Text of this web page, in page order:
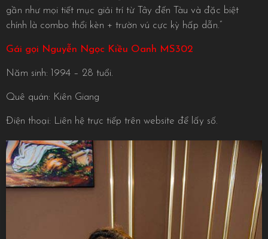
gần như mọi tiết mục giải trí từ Tây đến Tàu và đặc biệt
chính là combo thổi kèn + trườn vú cực kỳ hấp dẫn.”
Gái gọi Nguyễn Ngọc Kiều Oanh MS302
Năm sinh: 1994 – 28 tuổi.
Quê quán: Kiên Giang
Điện thoại: Liên hệ trực tiếp trên website để lấy số.